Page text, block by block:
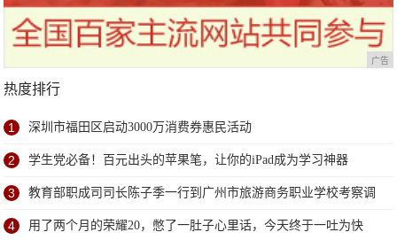
广告
热度排行
1 深圳市福田区启动3000万消费券惠民活动
2 学生党必备！百元出头的苹果笔，让你的iPad成为学习神器
3 教育部职成司司长陈子季一行到广州市旅游商务职业学校考察调
研
4 用了两个月的荣耀20，憋了一肚子心里话，今天终于一吐为快